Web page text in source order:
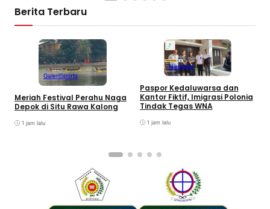
Berita Terbaru
GaleriSports
Meriah Festival Perahu Naga
Depok di Situ Rawa Kalong
1 jam lalu
Nasional
Paspor Kedaluwarsa dan
Kantor Fiktif, Imigrasi Polonia
Tindak Tegas WNA
1 jam lalu